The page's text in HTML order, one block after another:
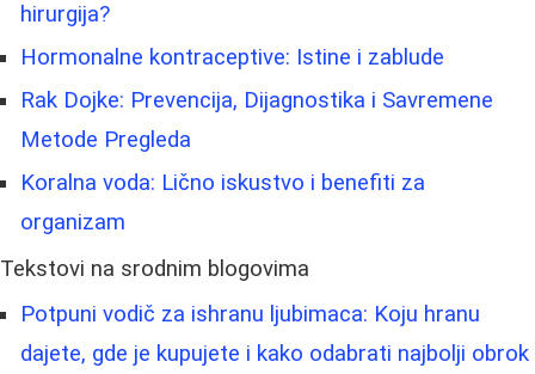
hirurgija?
Hormonalne kontraceptive: Istine i zablude
Rak Dojke: Prevencija, Dijagnostika i Savremene
Metode Pregleda
Koralna voda: Lično iskustvo i benefiti za
organizam
Tekstovi na srodnim blogovima
Potpuni vodič za ishranu ljubimaca: Koju hranu
dajete, gde je kupujete i kako odabrati najbolji obrok